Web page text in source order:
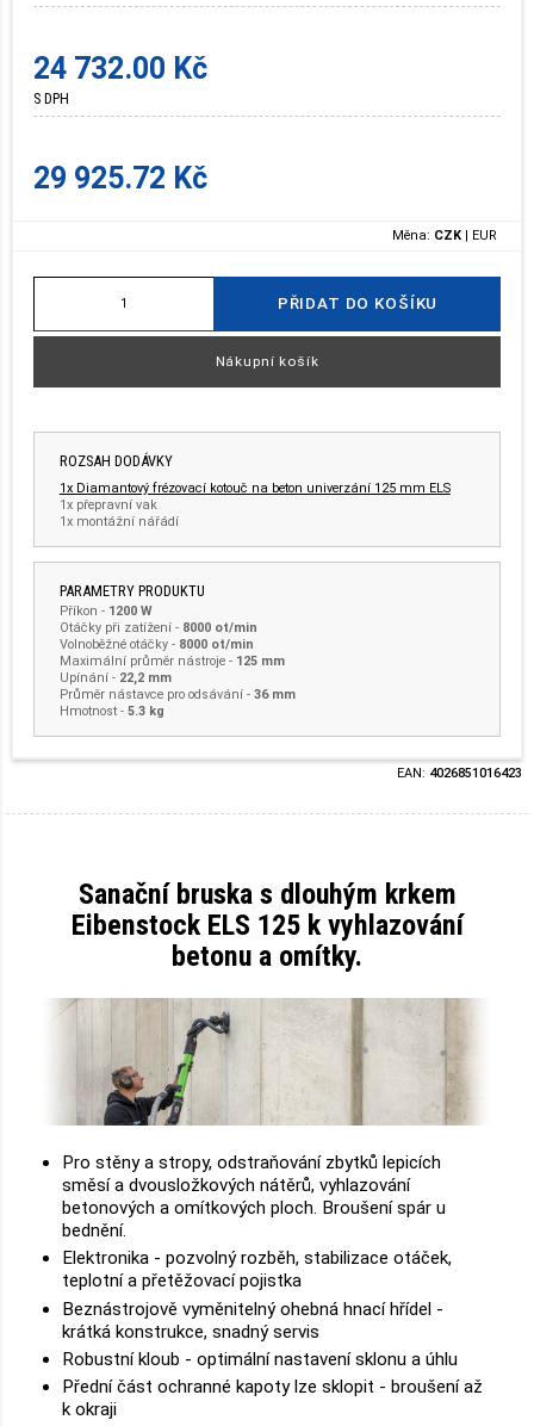
24 732.00 Kč
S DPH
29 925.72 Kč
Měna: CZK EUR
PŘIDAT DO KOŠÍKU
Nákupní košík
ROZSAH DODÁVKY
1x Diamantový frézovací kotouč na beton univerzání 125 mm ELS
1x přepravní vak
1x montážní nářádí
PARAMETRY PRODUKTU
Příkon - 1200 W
Otáčky při zatížení- 8000 ot/min
Volnoběžné otáčky- 8000 ot/min
Maximální průměr nástroje- 125 mm
Upínání- 22,2 mm
Průměr nástavce pro odsávání- 36 mm
Hmotnost- 5.3 kg
EAN: 4026851016423
Sanační bruska s dlouhým krkem
Eibenstock ELS 125 k vyhlazování
betonu a omítky.
Pro stěny a stropy, odstraňování zbytků lepicích
směsí a dvousložkových nátěrů, vyhlazování
betonových a omítkových ploch. Broušení spár u
bednění.
Elektronika - pozvolný rozběh, stabilizace otáček,
teplotní a přetěžovací pojistka
Beznástrojově vyměnitelný ohebná hnací hřídel -
krátká konstrukce, snadný servis
Robustní kloub - optimální nastavení sklonu a úhlu
Přední část ochranné kapoty lze sklopit - broušení až
k okraji